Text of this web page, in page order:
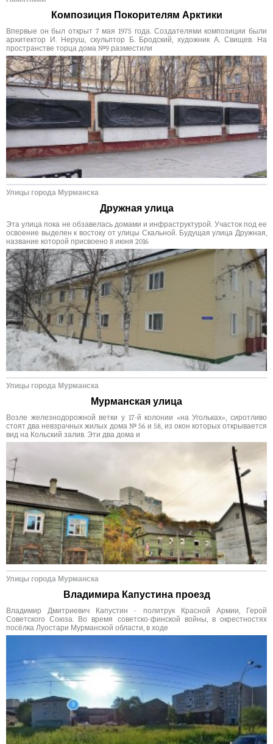
Композиция Покорителям Арктики
Впервые он был открыт 7 мая 1975 года. Создателями композиции были
архитектор И. Неруш, скульптор Б. Бродский, художник А. Свищев. На
пространстве торца дома №9 разместили
Улицы города Мурманска
Дружная улица
Эта улица пока не обзавелась домами и инфраструктурой. Участок под ее
освоение выделен к востоку от улицы Скальной. Будущая улица Дружная,
название которой присвоено 8 июня 2016
Улицы города Мурманска
Мурманская улица
Возле железнодорожной ветки у 17-й колонии «на Угольках», сиротливо
стоят два невзрачных жилых дома № 56 и 58, из окон которых открывается
вид на Кольский залив. Эти два дома и
Улицы города Мурманска
Владимира Капустина проезд
Владимир Дмитриевич Капустин - политрук Красной Армии, Герой
Советского Союза. Во время советско-финской войны, в окрестностях
посёлка Луостари Мурманской области, в ходе